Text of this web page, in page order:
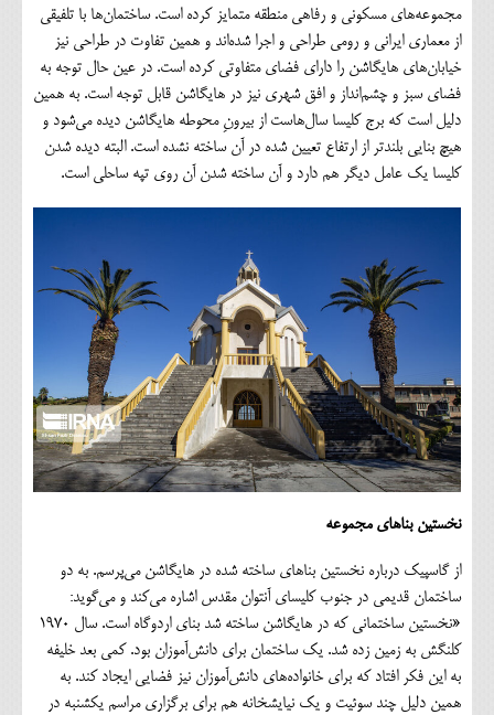
مجموعه‌های مسکونی و رفاهی منطقه متمایز کرده است. ساختمان‌ها با تلفیقی
از معماری ایرانی و رومی طراحی و اجرا شده‌اند و همین تفاوت در طراحی نیز
خیابان‌های هایگاشن را دارای فضای متفاوتی کرده است. در عین حال توجه به
فضای سبز و چشم‌انداز و افق شهری نیز در هایگاشن قابل توجه است. به همین
دلیل است که برج کلیسا سال‌هاست از بیرونِ محوطه هایگاشن دیده می‌شود و
هیچ بنایی بلندتر از ارتفاع تعیین شده در آن ساخته نشده است. البته دیده شدن
کلیسا یک عامل دیگر هم دارد و آن ساخته شدن آن روی تپه ساحلی است.
نخستین بناهای مجموعه
از گاسپیک درباره نخستین بناهای ساخته شده در هایگاشن می‌پرسم. به دو
ساختمان قدیمی در جنوب کلیسای آنتوان مقدس اشاره می‌کند و می‌گوید:
«نخستین ساختمانی که در هایگاشن ساخته شد بنای اردوگاه است. سال ۱۹۷۰
کلنگش به زمین زده شد. یک ساختمان برای دانش‌آموزان بود. کمی بعد خلیفه
به این فکر افتاد که برای خانواده‌های دانش‌آموزان نیز فضایی ایجاد کند. به
همین دلیل چند سوئیت و یک نیایشخانه هم برای برگزاری مراسم یکشنبه در